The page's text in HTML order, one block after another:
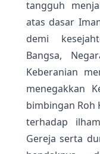
tangguh
atas dasar
demi
Bangsa,
Keberanian
menegakkan
bimbingan Roh
terhadap
Gereja serta